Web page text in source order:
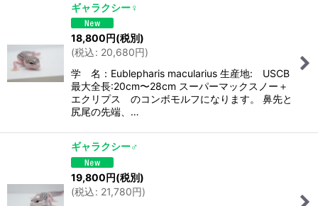
ギャラクシー♀
18,800円(税別)
(税込: 20,680円)
学 名：Eublepharis macularius 生産地: USCB
最大全長:20cm〜28cm スーパーマックスノー＋
エクリプス のコンボモルフになります。 鼻先と
尻尾の先端、…
ギャラクシー♂
19,800円(税別)
(税込: 21,780円)